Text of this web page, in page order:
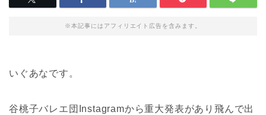
※本記事にはアフィリエイト広告を含みます。
いぐあなです。
谷桃子バレエ団Instagramから重大発表があり飛んで出